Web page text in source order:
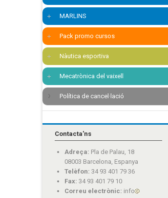
MARLINS
Pack promo cursos
Nàutica esportiva
Mecatrònica del vaixell
Política de cancel·lació
Contacta'ns
Adreça: Pla de Palau, 18
08003 Barcelona, Espanya
Telèfon: 34 93 401 79 36
Fax: 34 93 401 79 10
Correu electrònic: info